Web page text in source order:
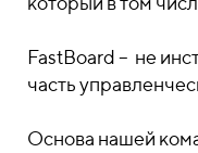
FastBoard – не
часть
Основа нашей